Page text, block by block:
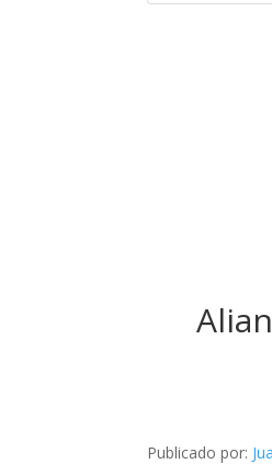
Publicado por: